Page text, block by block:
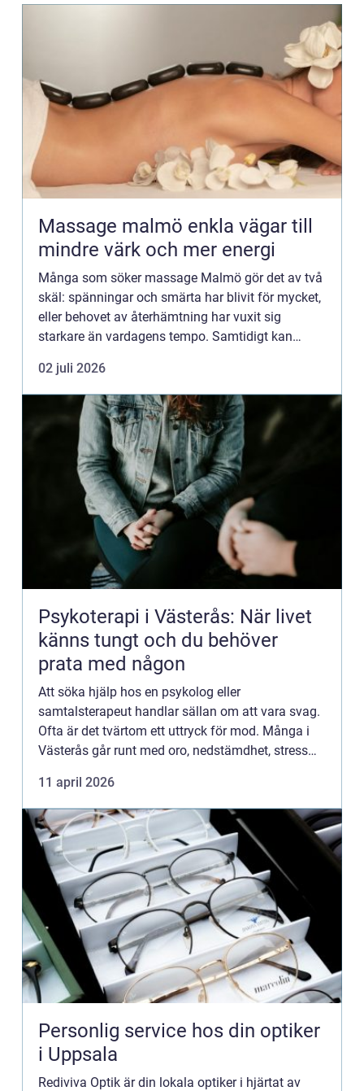
Massage malmö enkla vägar till
mindre värk och mer energi
Många som söker massage Malmö gör det av två
skäl: spänningar och smärta har blivit för mycket,
eller behovet av återhämtning har vuxit sig
starkare än vardagens tempo. Samtidigt kan
fotmassage, oljemassage...
02 juli 2026
Psykoterapi i Västerås: När livet
känns tungt och du behöver
prata med någon
Att söka hjälp hos en psykolog eller
samtalsterapeut handlar sällan om att vara svag.
Ofta är det tvärtom ett uttryck för mod. Många i
Västerås går runt med oro, nedstämdhet, stress
11 april 2026
Personlig service hos din optiker
i Uppsala
Rediviva Optik är din lokala optiker i hjärtat av